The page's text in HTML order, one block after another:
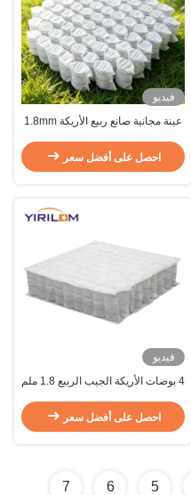
فيديو
عينة مجانية صانع ربيع الأريكة 1.8mm
الأريكة
احصل على أفضل سعر
فيديو
4 بوصات الأريكة الجيب الربيع 1.8 ملم
الملف
احصل على أفضل سعر
5
6
7